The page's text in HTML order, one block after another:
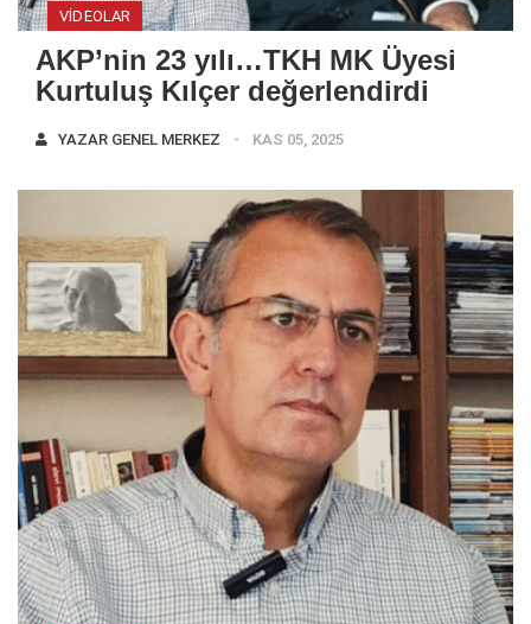
VIDEOLAR
AKP’nin 23 yılı…TKH MK Üyesi
Kurtuluş Kılçer değerlendirdi
YAZAR GENEL MERKEZ KAS 05, 2025